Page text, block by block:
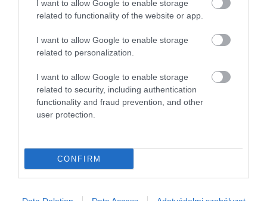
I want to allow Google to enable storage
related to functionality of the website or app.
I want to allow Google to enable storage
related to personalization.
I want to allow Google to enable storage
related to security, including authentication
functionality and fraud prevention, and other
user protection.
CONFIRM
NÖVÉNYVÉDELEM
Egy Ázsiából származó inváziós rovar kelt riadalmat magyar–
uniós előfordulását június végén erősítették meg Beregsurány